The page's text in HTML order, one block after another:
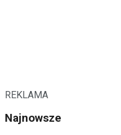
REKLAMA
Najnowsze